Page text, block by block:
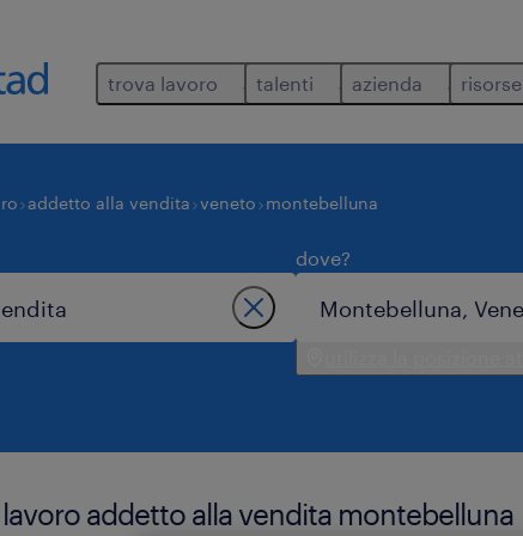
trova lavoro talenti azienda risorse
addetto alla vendita veneto montebelluna
dove?
addetto alla vendita montebelluna